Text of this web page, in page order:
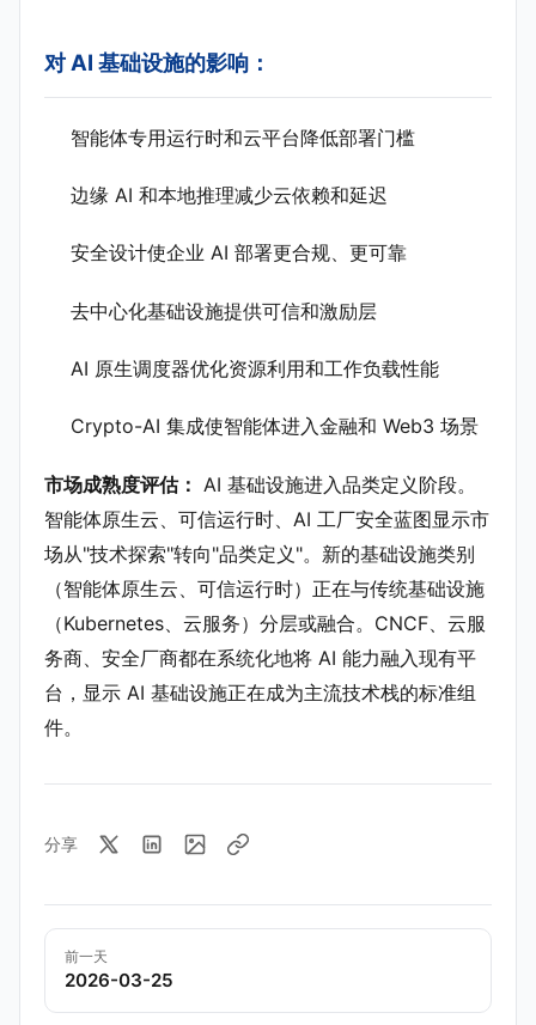
对 AI 基础设施的影响：
智能体专用运行时和云平台降低部署门槛
边缘 AI 和本地推理减少云依赖和延迟
安全设计使企业 AI 部署更合规、更可靠
去中心化基础设施提供可信和激励层
AI 原生调度器优化资源利用和工作负载性能
Crypto-AI 集成使智能体进入金融和 Web3 场景
市场成熟度评估： AI 基础设施进入品类定义阶段。
智能体原生云、可信运行时、AI 工厂安全蓝图显示市
场从"技术探索"转向"品类定义"。新的基础设施类别
（智能体原生云、可信运行时）正在与传统基础设施
（Kubernetes、云服务）分层或融合。CNCF、云服
务商、安全厂商都在系统化地将 AI 能力融入现有平
台，显示 AI 基础设施正在成为主流技术栈的标准组
件。
分享
前一天
2026-03-25